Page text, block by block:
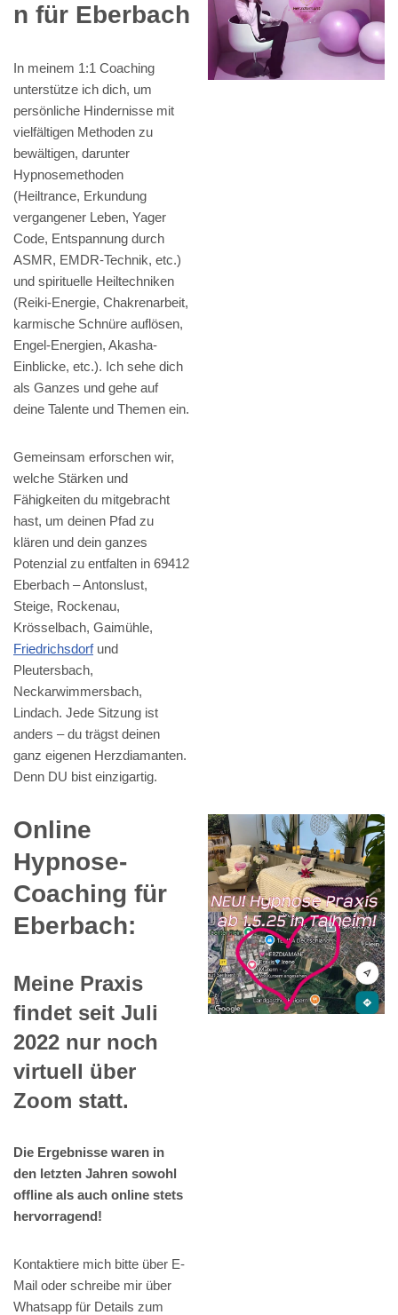
n für Eberbach
In meinem 1:1 Coaching
unterstütze ich dich, um
persönliche Hindernisse mit
vielfältigen Methoden zu
bewältigen, darunter
Hypnosemethoden
(Heiltrance, Erkundung
vergangener Leben, Yager
Code, Entspannung durch
ASMR, EMDR-Technik, etc.)
und spirituelle Heiltechniken
(Reiki-Energie, Chakrenarbeit,
karmische Schnüre auflösen,
Engel-Energien, Akasha-
Einblicke, etc.). Ich sehe dich
als Ganzes und gehe auf
deine Talente und Themen ein.
Gemeinsam erforschen wir,
welche Stärken und
Fähigkeiten du mitgebracht
hast, um deinen Pfad zu
klären und dein ganzes
Potenzial zu entfalten in 69412
Eberbach – Antonslust,
Steige, Rockenau,
Krösselbach, Gaimühle,
Friedrichsdorfund
Pleutersbach,
Neckarwimmersbach,
Lindach. Jede Sitzung ist
anders – du trägst deinen
ganz eigenen Herzdiamanten.
Denn DU bist einzigartig.
Online
Hypnose-
Coaching für
Eberbach:
Meine Praxis
findet seit Juli
2022 nur noch
virtuell über
Zoom statt.
Die Ergebnisse waren in
den letzten Jahren sowohl
offline als auch online stets
hervorragend!
Kontaktiere mich bitte über E-
Mail oder schreibe mir über
Whatsapp für Details zum